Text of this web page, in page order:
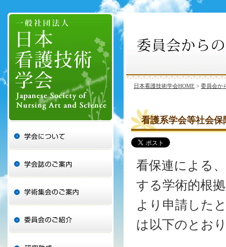
日本看護技術学会HOME > 委員会か
看護系学会等社会
看保連による
する学術的根
より申請した
は以下のとお